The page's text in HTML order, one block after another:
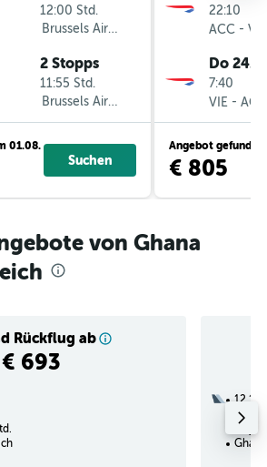
12:00 Std.
Brussels Airlines
2 Stopps
11:55 Std.
Brussels Airlines
01.08.
Suchen
22:10
ACC - VIE
Do 24.9.
7:40
VIE - ACC
Angebot gefunden
€ 805
von Ghana
Rückflug ab
€ 693
12.11.
3